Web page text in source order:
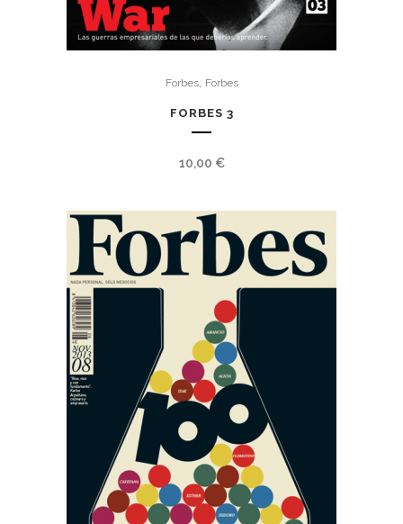
Forbes, Forbes
FORBES 3
10,00 €